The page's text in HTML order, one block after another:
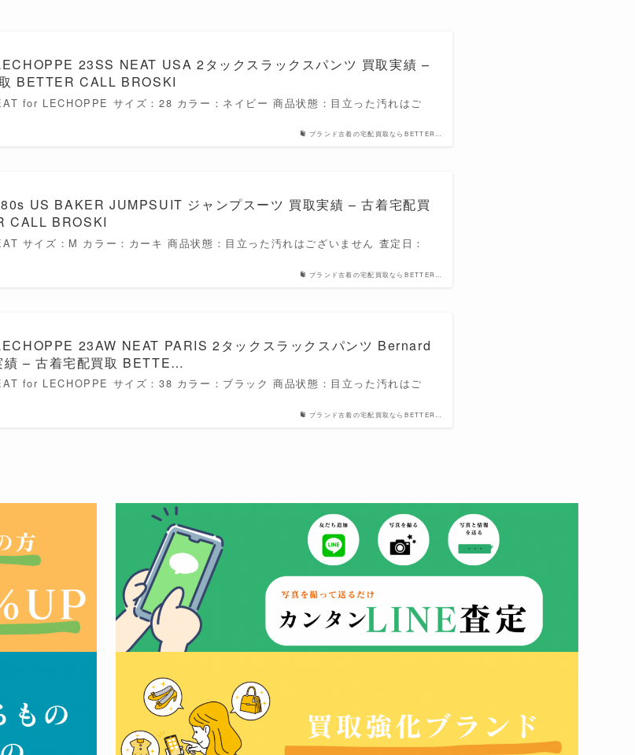
ブランド古着の宅配買取ならBETTER…
23SS NEAT USA 2タックスラックスパンツ 買取実績 –
BETTER CALL BROSKI
for LECHOPPE サイズ：28 カラー：ネイビー 商品状態：目立った汚れはご
ブランド古着の宅配買取ならBETTER…
US BAKER JUMPSUIT ジャンプスーツ 買取実績 – 古着宅配買
CALL BROSKI
サイズ：M カラー：カーキ 商品状態：目立った汚れはございません 査定日：
ブランド古着の宅配買取ならBETTER…
23AW NEAT PARIS 2タックスラックスパンツ Bernard
– 古着宅配買取 BETTE…
for LECHOPPE サイズ：38 カラー：ブラック 商品状態：目立った汚れはご